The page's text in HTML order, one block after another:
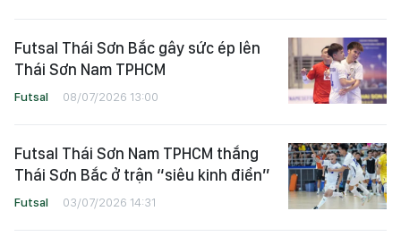
Futsal Thái Sơn Bắc gây sức ép lên
Thái Sơn Nam TPHCM
Futsal 08/07/2026 13:00
Futsal Thái Sơn Nam TPHCM thắng
Thái Sơn Bắc ở trận “siêu kinh điển”
Futsal 03/07/2026 14:31